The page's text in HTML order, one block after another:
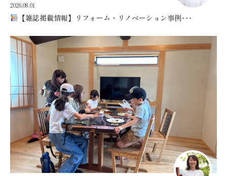
2026.08.01
【雑誌掲載情報】リフォーム・リノベーション事例･･･